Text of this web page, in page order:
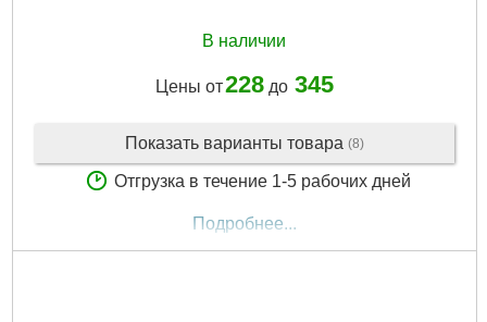
В наличии
Цены от228до 345
Показать варианты товара (8)
Отгрузка в течение 1-5 рабочих дней
Подробнее...